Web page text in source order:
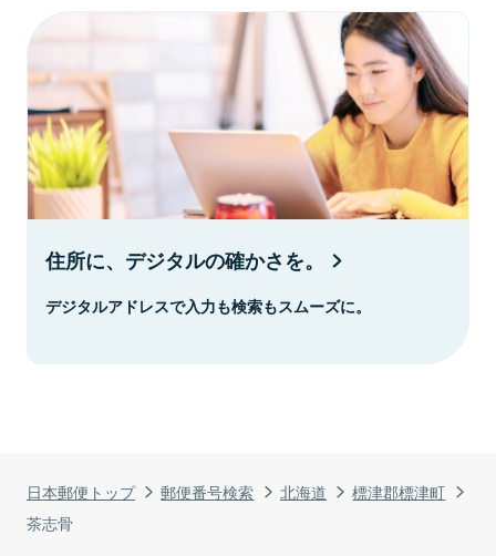
日本郵便トップ 郵便番号検索 北海道
標津郡標津町
茶志骨
住所に、デジタルの確かさを。
デジタルアドレスで入力も検索もスムーズに。